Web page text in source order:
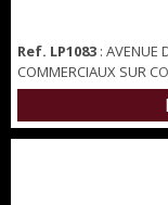
Ref. LP1083 : AVENUE
COMMERCIAUX SUR
PRÉCAIRE 36 MOIS
étage d'un immeuble
bureaux
dessus. L'ensemble